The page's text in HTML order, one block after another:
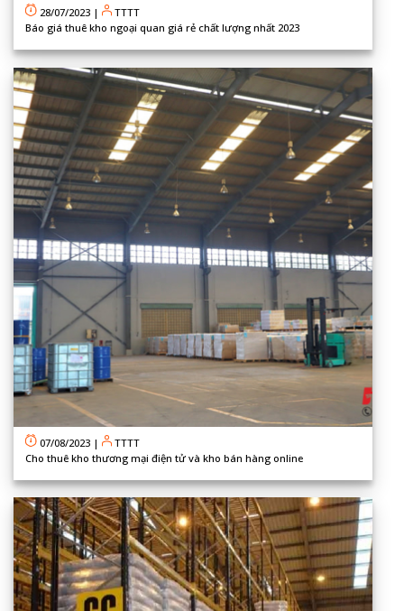
28/07/2023 |
TTTT
Báo giá thuê kho ngoại quan giá rẻ chất lượng nhất 2023
07/08/2023 |
TTTT
Cho thuê kho thương mại điện tử và kho bán hàng online